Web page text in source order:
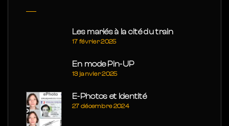
Les mariés à la cité du train
17 février 2025
En mode Pin-UP
13 janvier 2025
E-Photos et Identité
27 décembre 2024